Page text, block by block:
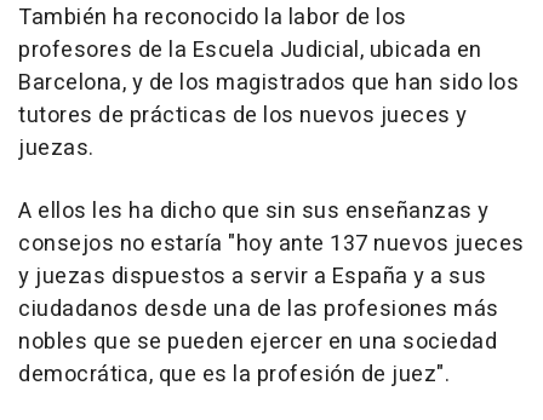
También ha reconocido la labor de los
profesores de la Escuela Judicial, ubicada en
Barcelona, y de los magistrados que han sido los
tutores de prácticas de los nuevos jueces y
juezas.
A ellos les ha dicho que sin sus enseñanzas y
consejos no estaría "hoy ante 137 nuevos jueces
y juezas dispuestos a servir a España y a sus
ciudadanos desde una de las profesiones más
nobles que se pueden ejercer en una sociedad
democrática, que es la profesión de juez".